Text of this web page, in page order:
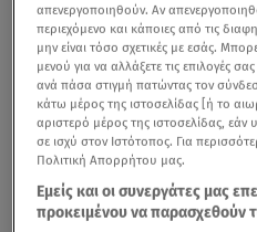
Τα βλέμματα όλων είναι
Βρετανία, αφού το Σάββατο
πρίγκιπα Φίλιππου, ο
«Μου λείπει πάρα πολύ»
απενεργοποιηθούν. Αν
περιεχόμενο και κάποιες από τις
μην είναι τόσο σχετικές με εσάς.
μενού για να αλλάξετε τις επιλογές
ανά πάσα στιγμή πατώντας τον
κάτω μέρος της ιστοσελίδας [ή το
αριστερό μέρος της ιστοσελίδας, εάν
σε ισχύ στον Ιστότοπος. Για
Πολιτική Απορρήτου μας.
Εμείς και οι συνεργάτες μας
προκειμένου να παρασχεθούν